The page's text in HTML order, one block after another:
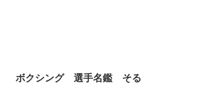
ボクシング 選手名鑑 そる